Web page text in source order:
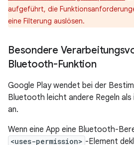
aufgeführt, die
eine Filterung auslösen.
Besondere
Bluetooth-Funktion
Google Play wendet bei der
Bluetooth leicht andere Regeln als
an.
Wenn eine App eine Bluetooth-
<uses-permission> -Element